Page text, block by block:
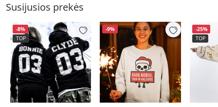
Susijusios prekės
-8%
TOP
-9%
-25%
TOP